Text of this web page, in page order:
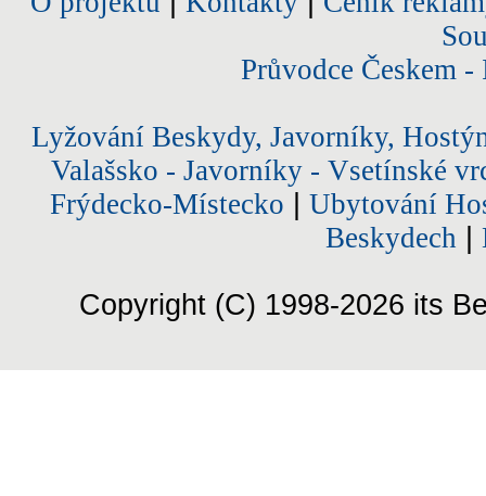
Průvodce Českem
Lyžování Beskydy, Javorníky,
Valašsko - Javorníky - Vsetínské
Frýdecko-Místecko
Ubytování
Beskydech
Copyright (C) 1998-2026 its